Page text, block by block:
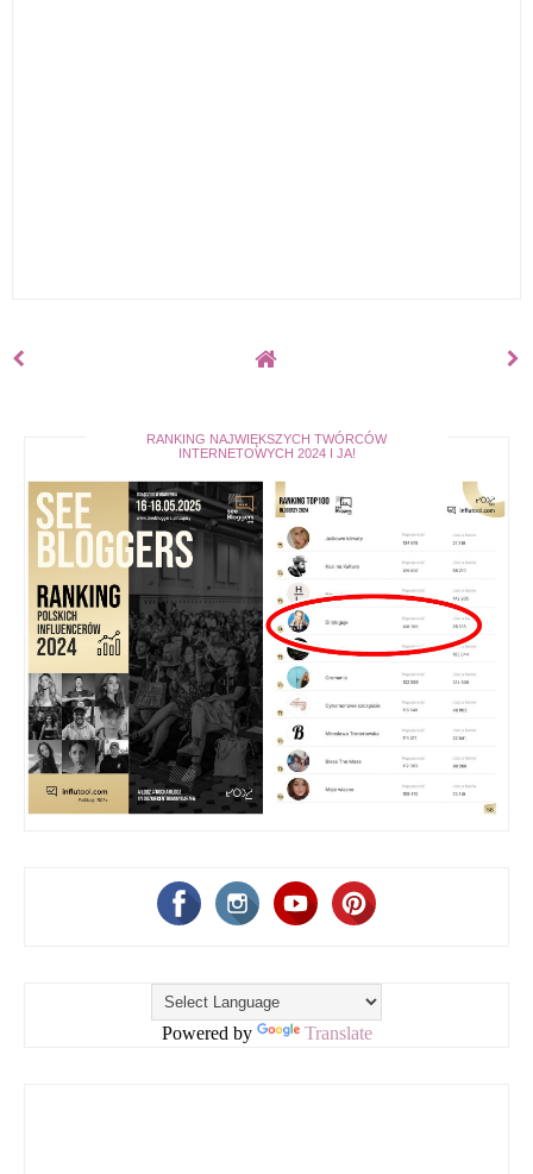
RANKING NAJWIĘKSZYCH TWÓRCÓW
INTERNETOWYCH 2024 I JA!
Powered by Translate